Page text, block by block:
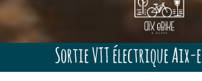
Sortie VTT électrique Aix-